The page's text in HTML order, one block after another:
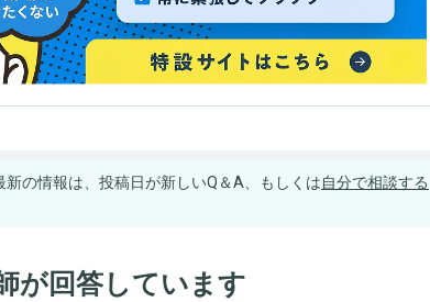
の情報は、投稿日が新しいQ＆A、もしくは自分で相談する
が回答しています